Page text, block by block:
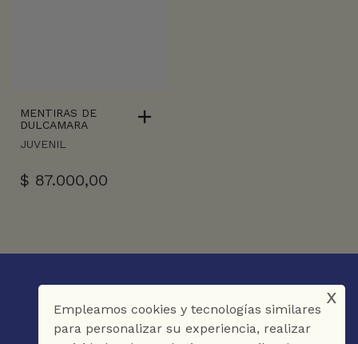
MENTIRAS DE
DULCAMARA
JUVENIL
$ 87.000,00
Empleamos cookies y tecnologías similares
para personalizar su experiencia, realizar
x